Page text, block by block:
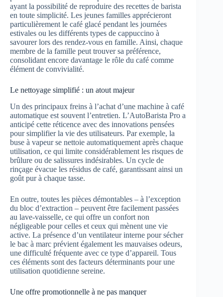
ayant la possibilité de reproduire des recettes de barista
en toute simplicité. Les jeunes familles apprécieront
particulièrement le café glacé pendant les journées
estivales ou les différents types de cappuccino à
savourer lors des rendez-vous en famille. Ainsi, chaque
membre de la famille peut trouver sa préférence,
consolidant encore davantage le rôle du café comme
élément de convivialité.
Le nettoyage simplifié : un atout majeur
Un des principaux freins à l’achat d’une machine à café
automatique est souvent l’entretien. L’AutoBarista Pro a
anticipé cette réticence avec des innovations pensées
pour simplifier la vie des utilisateurs. Par exemple, la
buse à vapeur se nettoie automatiquement après chaque
utilisation, ce qui limite considérablement les risques de
brûlure ou de salissures indésirables. Un cycle de
rinçage évacue les résidus de café, garantissant ainsi un
goût pur à chaque tasse.
En outre, toutes les pièces démontables – à l’exception
du bloc d’extraction – peuvent être facilement passées
au lave-vaisselle, ce qui offre un confort non
négligeable pour celles et ceux qui mènent une vie
active. La présence d’un ventilateur interne pour sécher
le bac à marc prévient également les mauvaises odeurs,
une difficulté fréquente avec ce type d’appareil. Tous
ces éléments sont des facteurs déterminants pour une
utilisation quotidienne sereine.
Une offre promotionnelle à ne pas manquer